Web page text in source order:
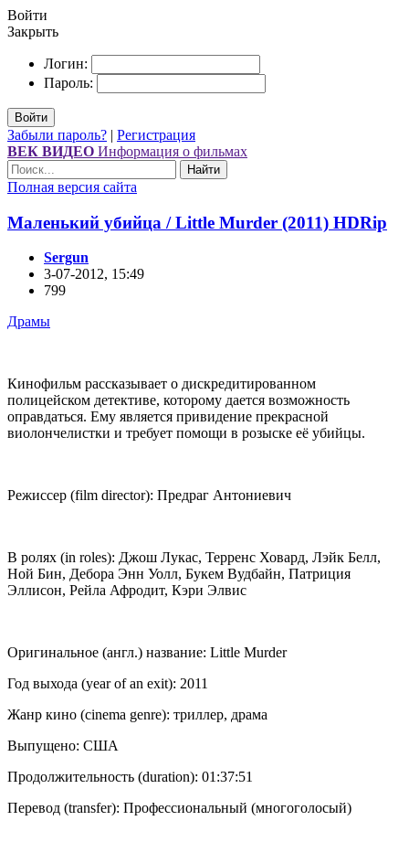
Войти
Закрыть
Логин:
Пароль:
Войти
Забыли пароль? | Регистрация
ВЕК ВИДЕО Информация о фильмах
Найти
Полная версия сайта
Маленький убийца / Little Murder (2011) НDRір
Sergun
3-07-2012, 15:49
799
Драмы
Кинофильм рассказывает о дискредитированном
полицейском детективе, которому дается возможность
оправдаться. Ему является привидение прекрасной
виолончелистки и требует помощи в розыске её убийцы.
Режиссер (film director): Предраг Антониевич
В ролях (in roles): Джош Лукас, Терренс Ховард, Лэйк Белл,
Ной Бин, Дебора Энн Уолл, Букем Вудбайн, Патриция
Эллисон, Рейла Афродит, Кэри Элвис
Оригинальное (англ.) название: Little Murder
Год выхода (year of an exit): 2011
Жанр кино (cinema genre): триллер, драма
Выпущено: США
Продолжительность (duration): 01:37:51
Перевод (transfer): Профессиональный (многоголосый)